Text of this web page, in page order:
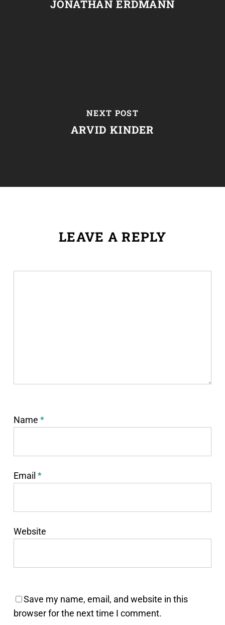
JONATHAN ERDMANN
NEXT POST
ARVID KINDER
LEAVE A REPLY
Name *
Email *
Website
Save my name, email, and website in this
browser for the next time I comment.